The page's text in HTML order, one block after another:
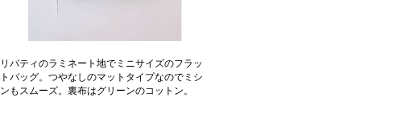
リバティのラミネート地でミニサイズのフラッ
トバッグ。つやなしのマットタイプなのでミシ
ンもスムーズ。裏布はグリーンのコットン。